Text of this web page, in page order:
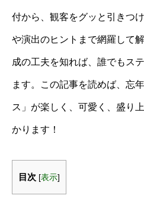
付から、観客をグッと引きつ
や演出のヒントまで網羅して
成の工夫を知れば、誰でもス
ます。この記事を読めば、忘
ス」が楽しく、可愛く、盛り
かります！
目次 [表示]